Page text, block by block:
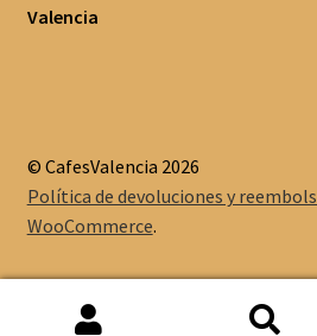
Valencia
© CafesValencia 2026
Política de devoluciones y
WooCommerce.